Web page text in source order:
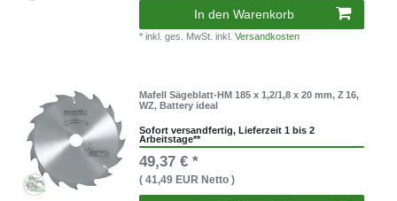
In den Warenkorb
* inkl. ges. MwSt. inkl.Versandkosten
Mafell Sägeblatt-HM 185 x 1,2/1,8 x 20 mm, Z 16,
WZ, Battery ideal
Sofort versandfertig, Lieferzeit 1 bis 2
Arbeitstage**
49,37 € *
( 41,49 EUR Netto )